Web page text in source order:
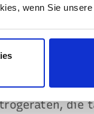
wenn Sie
die